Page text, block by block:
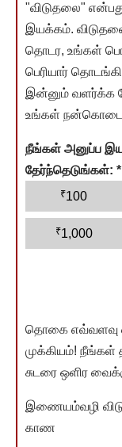
"விடுதலை"
இயக்கம்.
தொடர, உங்கள்
பெரியார்
இன்னும் வளர்க்க
உங்கள் நன்கொடை
நீங்கள் அனுப்ப
தேர்ந்தெடுங்கள்: *
₹100
₹1,000
தொகை எவ்வளவு
முக்கியம்! நீங்கள்
சுடரை ஒளிர
இணையம்வழி
காண